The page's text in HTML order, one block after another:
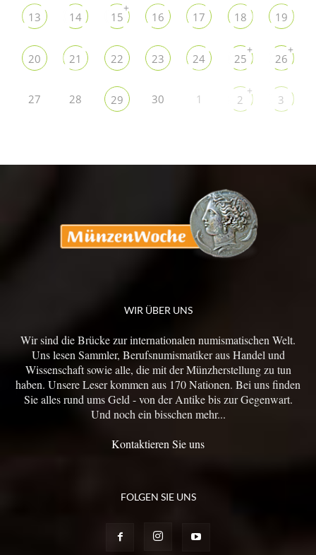
13 14 15
+
16 17 18 19
20 21 22 23 24 25
+
26
+
27 28 29 30 1 2
+
3
WIR ÜBER UNS
Wir sind die Brücke zur internationalen numismatischen Welt.
Uns lesen Sammler, Berufsnumismatiker aus Handel und
Wissenschaft sowie alle, die mit der Münzherstellung zu tun
haben. Unsere Leser kommen aus 170 Nationen. Bei uns finden
Sie alles rund ums Geld - von der Antike bis zur Gegenwart.
Und noch ein bisschen mehr...
Kontaktieren Sie uns
FOLGEN SIE UNS